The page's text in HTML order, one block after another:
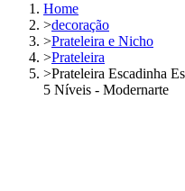
Home
>decoração
>Prateleira e Nicho
>Prateleira
>Prateleira Escadinha
5 Níveis - Modernarte